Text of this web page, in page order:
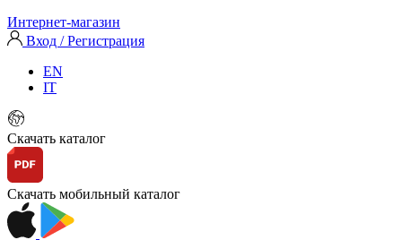
Интернет-магазин
Вход / Регистрация
EN
IT
Скачать каталог
Скачать мобильный каталог